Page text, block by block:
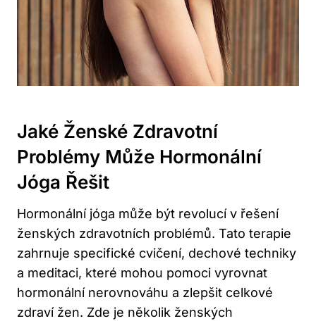
Jaké Ženské Zdravotní
Problémy Může Hormonální
Jóga Řešit
Hormonální jóga může být revolucí v řešení
ženských zdravotních problémů. Tato terapie
zahrnuje specifické cvičení, dechové techniky
a meditaci, které mohou pomoci vyrovnat
hormonální nerovnováhu a zlepšit celkové
zdraví žen. Zde je několik ženských